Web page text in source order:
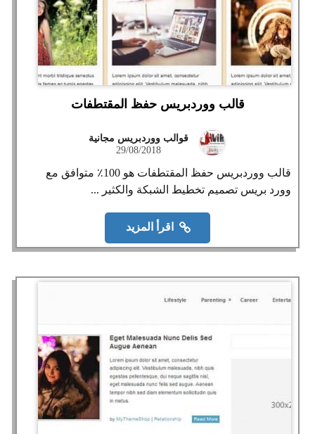
قالب ووردبريس حفظ المقتطفات
قوالب ووردبريس مجانية
29/08/2018
قالب ووردبريس حفظ المقتطفات هو 100٪ متوافق مع
وورد بريس تصميم تخطيط الشبكة والكثير ...
اقرأ المزيد